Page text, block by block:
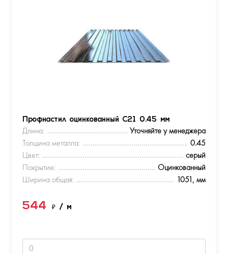
Профнастил оцинкованный С21 0.45 мм
Длина:
Уточняйте у менеджера
Толщина металла:
0.45
Цвет:
серый
Покрытие:
Оцинкованный
Ширина общая:
1051, мм
544 ₽ / м